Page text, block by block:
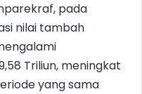
pada
nilai tambah
Triliun, meningkat
yang sama